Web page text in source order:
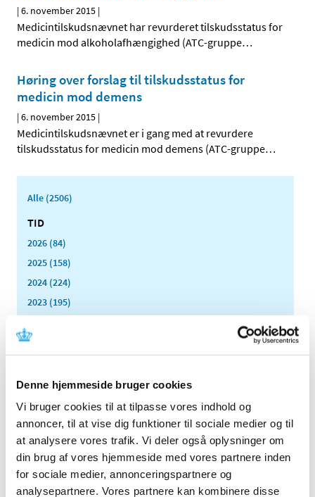
Denne hjemmeside bruger cookies
Vi bruger cookies til at tilpasse vores indhold og
annoncer, til at vise dig funktioner til sociale medier og til
at analysere vores trafik. Vi deler også oplysninger om
din brug af vores hjemmeside med vores partnere inden
for sociale medier, annonceringspartnere og
analysepartnere. Vores partnere kan kombinere disse
|6. november 2015 |
Medicintilskudsnævnet har revurderet tilskudsstatus for
medicin mod alkoholafhængighed (ATC-gruppe…
Høring over forslag til tilskudsstatus for
medicin mod demens
|6. november 2015 |
Medicintilskudsnævnet er i gang med at revurdere
tilskudsstatus for medicin mod demens (ATC-gruppe…
Alle (2506)
TID
2026 (84)
2025 (158)
2024 (224)
2023 (195)
2021 (516)
2019 (159)
2018 (150)
2017 (167)
2016 (167)
2015 (33)
december (4)